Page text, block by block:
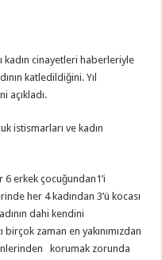
kadın cinayetleri haberleriyle
katledildiğini. Yıl
açıkladı.
istismarları ve kadın
6 erkek çocuğundan1’i
her 4 kadından 3’ü kocası
dahi kendini
birçok zaman en yakınımızdan
korumak zorunda